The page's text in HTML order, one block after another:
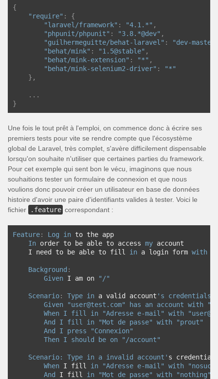
{
"require" :
{
"laravel/framework" : "4.1.*" ,
"phpunit/phpunit" : "3.8.*@dev" ,
"guilhermeguitte/behat-laravel" :
"dev-
"behat/mink" : "1.5@stable" ,
"behat/mink-extension" : "*" ,
"behat/mink-selenium2-driver" :
"*"
},
...
}
Une fois le tout prêt à l'emploi, on commence donc à écrire ses
premiers tests pour vite se rendre compte que l'écosystème
global de Laravel, très complet, s'avère difficilement dispensable
lorsqu'on souhaite n'utiliser que certaines parties du framework.
Pour cet exemple qui sent bon le vécu, imaginons que nous
souhaitions tester un formulaire de connexion et que nous
voulions donc pouvoir créer un utilisateur en base de données
histoire d'avoir une paire d'identifiants valides à tester. Voici le
fichier
.feature correspondant :
Feature: Log in to the app
In order to be able to access my account
    I need to be able to fill
in a login form with
Background :
Given I am on "/"
Scenario: Type in a valid account 's credentials
        Given "
user@test.com" has an account with
        When I fill in "Adresse e-mail" with "
        And I fill in "Mot de passe" with "prout"
        And I press "Connexion"
        Then I should be on "/account"
    Scenario: Type in a invalid account'
s
When I fill in "Adresse e-mail" with "
And
I fill in "Mot de passe" with
"nothing"